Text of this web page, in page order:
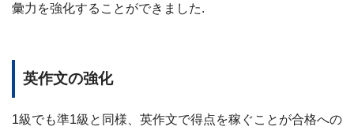
彙力を強化することができました.
英作文の強化
1級でも準1級と同様、英作文で得点を稼ぐことが合格への